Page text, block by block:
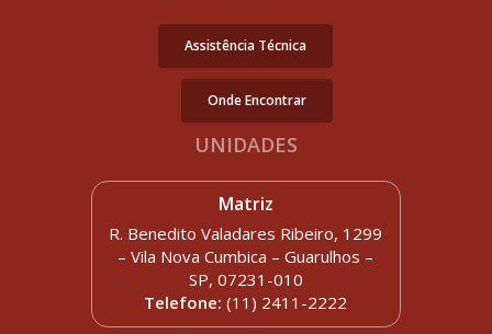
Assistência Técnica
Onde Encontrar
UNIDADES
Matriz
R. Benedito Valadares Ribeiro, 1299
– Vila Nova Cumbica – Guarulhos –
SP, 07231-010
Telefone:(11) 2411-2222